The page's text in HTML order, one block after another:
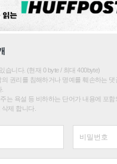
습니다. (현재 0 byte / 최대 400byte)
권리를 침해하거나 명예를 훼손하는 댓
는 욕설 등 비하하는 단어가 내용에 포
제 합니다.